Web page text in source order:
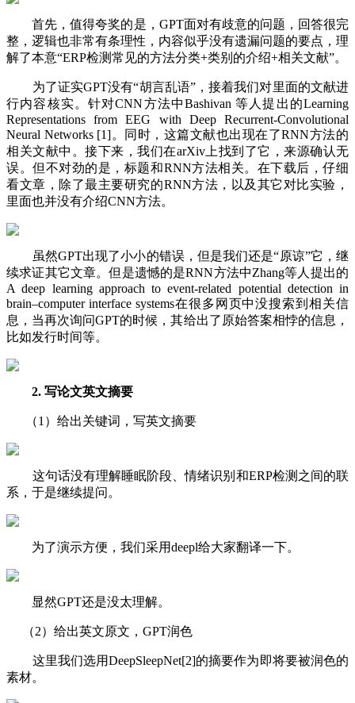
首先，值得夸奖的是，GPT面对有歧意的问题，回答很完
整，逻辑也非常有条理性，内容似乎没有遗漏问题的要点，理
解了本意“ERP检测常见的方法分类+类别的介绍+相关文献”。
为了证实GPT没有“胡言乱语”，接着我们对里面的文献进
行内容核实。针对CNN方法中Bashivan 等人提出的Learning
Representations from EEG with Deep Recurrent-Convolutional
Neural Networks [1]。同时，这篇文献也出现在了RNN方法的
相关文献中。接下来，我们在arXiv上找到了它，来源确认无
误。但不对劲的是，标题和RNN方法相关。在下载后，仔细
看文章，除了最主要研究的RNN方法，以及其它对比实验，
里面也并没有介绍CNN方法。
虽然GPT出现了小小的错误，但是我们还是“原谅”它，继
续求证其它文章。但是遗憾的是RNN方法中Zhang等人提出的
A deep learning approach to event-related potential detection in
brain–computer interface systems在很多网页中没搜索到相关信
息，当再次询问GPT的时候，其给出了原始答案相悖的信息，
比如发行时间等。
2. 写论文英文摘要
（1）给出关键词，写英文摘要
这句话没有理解睡眠阶段、情绪识别和ERP检测之间的联
系，于是继续提问。
为了演示方便，我们采用deepl给大家翻译一下。
显然GPT还是没太理解。
（2）给出英文原文，GPT润色
这里我们选用DeepSleepNet[2]的摘要作为即将要被润色的
素材。